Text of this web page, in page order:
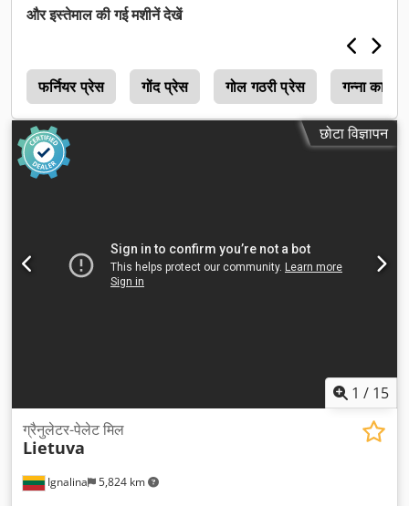
और इस्तेमाल की गई मशीनें देखें
फर्नियर प्रेस गोंद प्रेस गोल गठरी प्रेस गन्ना
छोटा विज्ञापन
1 / 15
Ignalina 5,824 km
ग्रैनुलेटर-पेलेट मिल
Lietuva